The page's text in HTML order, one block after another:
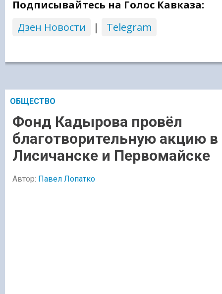
Подписывайтесь на Голос Кавказа:
Дзен Новости
| Telegram
ОБЩЕСТВО
Фонд Кадырова провёл
благотворительную акцию в
Лисичанске и Первомайске
Автор: Павел Лопатко